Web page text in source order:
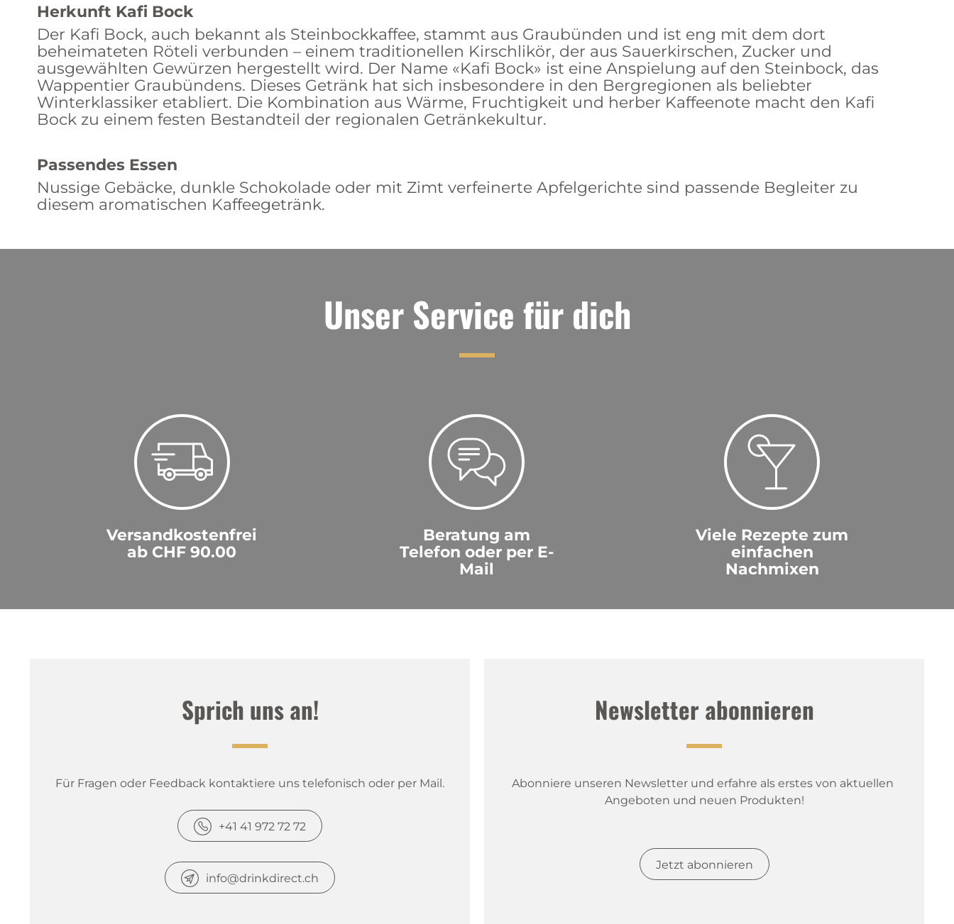
Herkunft Kafi Bock
Der Kafi Bock, auch bekannt als Steinbockkaffee, stammt aus Graubünden und ist eng mit dem dort
beheimateten Röteli verbunden – einem traditionellen Kirschlikör, der aus Sauerkirschen, Zucker und
ausgewählten Gewürzen hergestellt wird. Der Name «Kafi Bock» ist eine Anspielung auf den Steinbock, das
Wappentier Graubündens. Dieses Getränk hat sich insbesondere in den Bergregionen als beliebter
Winterklassiker etabliert. Die Kombination aus Wärme, Fruchtigkeit und herber Kaffeenote macht den Kafi
Bock zu einem festen Bestandteil der regionalen Getränkekultur.
Passendes Essen
Nussige Gebäcke, dunkle Schokolade oder mit Zimt verfeinerte Apfelgerichte sind passende Begleiter zu
diesem aromatischen Kaffeegetränk.
Unser Service für dich
Versandkostenfrei
ab CHF 90.00
Beratung am
Telefon oder per E-
Mail
Viele Rezepte zum
einfachen
Nachmixen
Sprich uns an!
Für Fragen oder Feedback kontaktiere uns telefonisch oder per Mail.
+41 41 972 72 72
info@drinkdirect.ch
Newsletter abonnieren
Abonniere unseren Newsletter und erfahre als erstes von aktuellen
Angeboten und neuen Produkten!
Jetzt abonnieren